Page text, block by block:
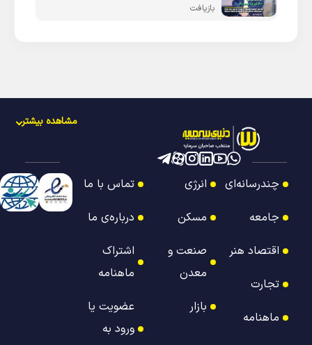
بازیافت
مشاهده بیشتر
چندرسانه‌ای
جامعه
اقتصاد هنر
تجارت
ماهنامه
انرژی
مسکن
صنعت و
معدن
بازار
تماس با ما
درباره‌ی ما
اشتراک
ماهنامه
عضویت یا
ورود به